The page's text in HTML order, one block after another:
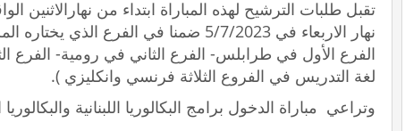
نهار الاربعاء
في 5/7/2023 ضمنا في الفرع الذي
الفرع الأول في طرابلس- الفرع الثاني في رومية- الفرع
لغة التدريس في الفروع الثلاثة فرنسي وانكليزي ).
وتراعي مباراة الدخول برامج البكالوريا اللبنانية